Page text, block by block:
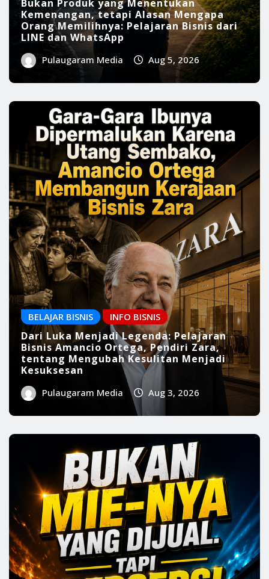
BELAJAR BISNIS INFO BISNIS
Bukan Produk yang Menentukan
Kemenangan, tetapi Alasan Mengapa
Orang Memilihnya: Pelajaran Bisnis dari
Pulaugaram Media Aug 5, 2026
BELAJAR BISNIS INFO BISNIS
Dari Luka Menjadi Legenda: Pelajaran
Bisnis Amancio Ortega, Pendiri Zara,
tentang Mengubah Kesulitan Menjadi
Pulaugaram Media Aug 3, 2026